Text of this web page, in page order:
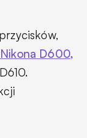
Nikona D600,